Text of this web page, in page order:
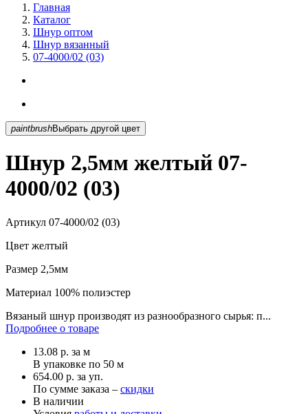
Главная
Каталог
Шнур оптом
Шнур вязанный
07-4000/02 (03)
paintbrush Выбрать другой цвет
Шнур 2,5мм желтый 07-
4000/02 (03)
Артикул 07-4000/02 (03)
Цвет желтый
Размер 2,5мм
Материал 100% полиэстер
Вязаный шнур производят из разнообразного сырья: п...
Подробнее о товаре
13.08 р. за м
В упаковке по 50 м
654.00 р. за уп.
По сумме заказа – скидки
В наличии